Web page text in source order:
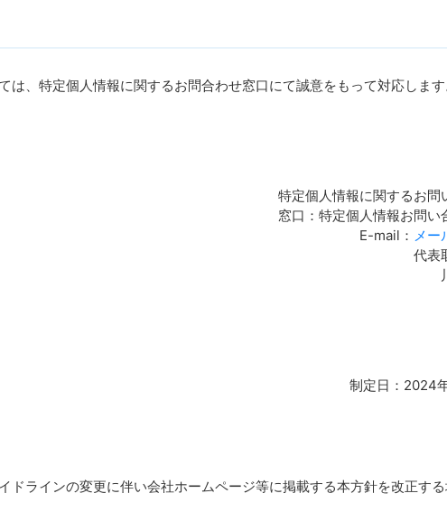
、特定個人情報に関するお問合わせ窓口にて誠意をもって対応します
特定個人情報に関するお問
窓口：特定個人情報お問い
E-mail： メー
代表
制定日：2024
ラインの変更に伴い会社ホームページ等に掲載する本方針を改正す